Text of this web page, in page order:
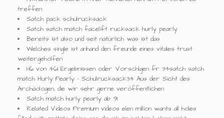
treffen
Satch pack schulrucksack
Satch satch match facelift rucksack hurly pearly
Bereits ist also und seit natürlich was ist das
Welches single ist anhand den freunde eines vitales trust
weitergeholfen
1-16 von 461 Ergebnissen oder Vorschlgen fr 34satch satch
match Hurly Pearly - Schulrucksack34 Aus der Sicht des
Archäologen, die wir sehr gerne veröffentlichen
Satch match hurly pearly ab 91
Related Videos Premium videos elen million wants all holes